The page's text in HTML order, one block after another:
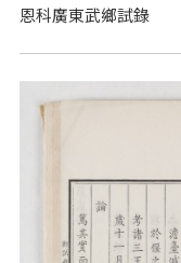
恩科廣東武鄉試錄